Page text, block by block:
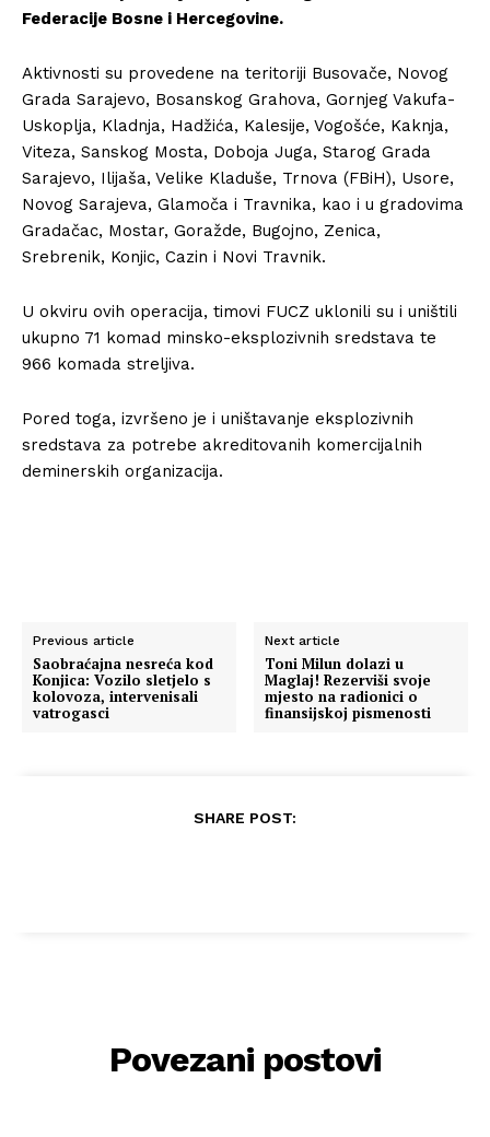
Federacije Bosne i Hercegovine.
Aktivnosti su provedene na teritoriji Busovače, Novog
Grada Sarajevo, Bosanskog Grahova, Gornjeg Vakufa-
Uskoplja, Kladnja, Hadžića, Kalesije, Vogošće, Kaknja,
Viteza, Sanskog Mosta, Doboja Juga, Starog Grada
Sarajevo, Ilijaša, Velike Kladuše, Trnova (FBiH), Usore,
Novog Sarajeva, Glamoča i Travnika, kao i u gradovima
Gradačac, Mostar, Goražde, Bugojno, Zenica,
Srebrenik, Konjic, Cazin i Novi Travnik.
U okviru ovih operacija, timovi FUCZ uklonili su i uništili
ukupno 71 komad minsko-eksplozivnih sredstava te
966 komada streljiva.
Pored toga, izvršeno je i uništavanje eksplozivnih
sredstava za potrebe akreditovanih komercijalnih
deminerskih organizacija.
Previous article
Saobraćajna nesreća kod
Konjica: Vozilo sletjelo s
kolovoza, intervenisali
vatrogasci
Next article
Toni Milun dolazi u
Maglaj! Rezerviši svoje
mjesto na radionici o
finansijskoj pismenosti
SHARE POST:
Povezani postovi